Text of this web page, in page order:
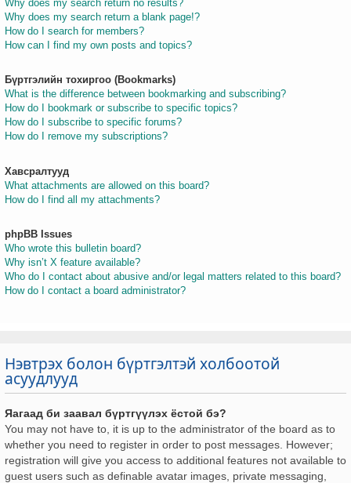
Why does my search return no results?
Why does my search return a blank page!?
How do I search for members?
How can I find my own posts and topics?
Бүртгэлийн тохиргоо (Bookmarks)
What is the difference between bookmarking and subscribing?
How do I bookmark or subscribe to specific topics?
How do I subscribe to specific forums?
How do I remove my subscriptions?
Хавсралтууд
What attachments are allowed on this board?
How do I find all my attachments?
phpBB Issues
Who wrote this bulletin board?
Why isn’t X feature available?
Who do I contact about abusive and/or legal matters related to this board?
How do I contact a board administrator?
Нэвтрэх болон бүртгэлтэй холбоотой
асуудлууд
Яагаад би заавал бүртгүүлэх ёстой бэ?
You may not have to, it is up to the administrator of the board as to
whether you need to register in order to post messages. However;
registration will give you access to additional features not available to
guest users such as definable avatar images, private messaging,